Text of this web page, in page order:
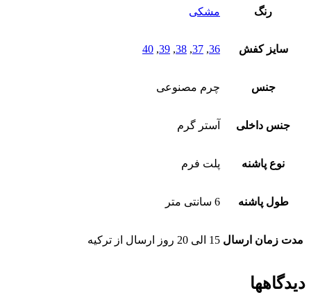
رنگ مشکی
سایز کفش 36
,
37
,
38
,
39
,
40
جنس چرم مصنوعی
جنس داخلی آستر گرم
نوع پاشنه پلت فرم
طول پاشنه 6 سانتی متر
مدت زمان ارسال 15 الی 20 روز ارسال از ترکیه
دیدگاهها